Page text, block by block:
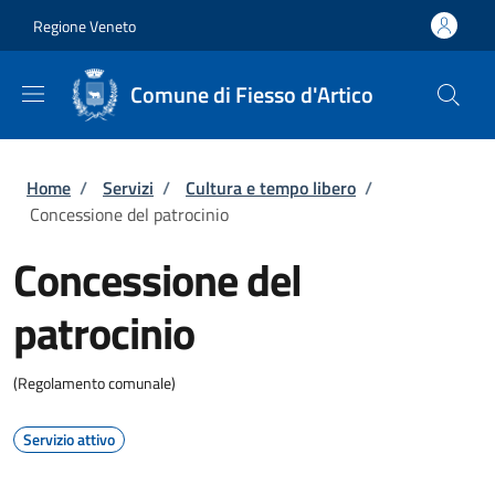
Regione Veneto
Comune di Fiesso d'Artico
Briciole di pane
Home / Servizi / Cultura e tempo libero /
Concessione del patrocinio
Concessione del
patrocinio
(Regolamento comunale)
Servizio attivo